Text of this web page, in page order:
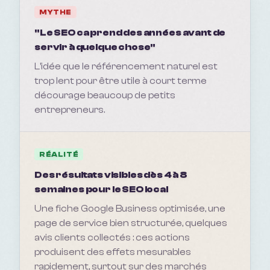
MYTHE
"Le SEO ca prend des années avant de
servir à quelque chose"
L'idée que le référencement naturel est
trop lent pour être utile à court terme
décourage beaucoup de petits
entrepreneurs.
RÉALITÉ
Des résultats visibles dès 4 à 8
semaines pour le SEO local
Une fiche Google Business optimisée, une
page de service bien structurée, quelques
avis clients collectés : ces actions
produisent des effets mesurables
rapidement, surtout sur des marchés